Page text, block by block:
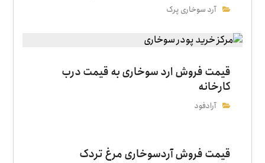
آرد سوخاری پرک
قیمت فروش ارد سوخاری به قیمت درب
کارخانه
آرادفود
قیمت فروش آردسوخاری مرغ تردک